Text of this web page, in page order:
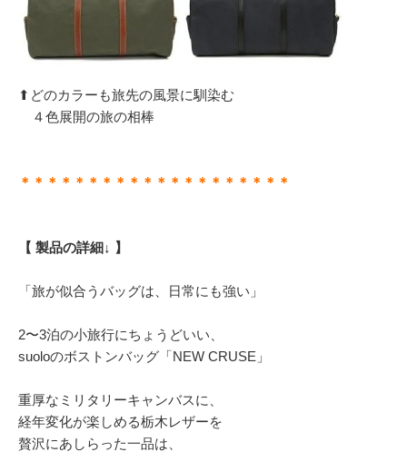
⬆︎どのカラーも旅先の風景に馴染む
４色展開の旅の相棒
＊＊＊＊＊＊＊＊＊＊＊＊＊＊＊＊＊＊＊＊
【 製品の詳細↓ 】
「旅が似合うバッグは、日常にも強い」
2〜3泊の小旅行にちょうどいい、
suoloのボストンバッグ「NEW CRUSE」
重厚なミリタリーキャンバスに、
経年変化が楽しめる栃木レザーを
贅沢にあしらった一品は、